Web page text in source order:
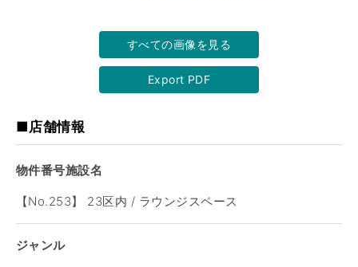
すべての画像を見る
Export PDF
■店舗情報
物件番号施設名
【No.253】 23区内 / ラウンジスペース
ジャンル